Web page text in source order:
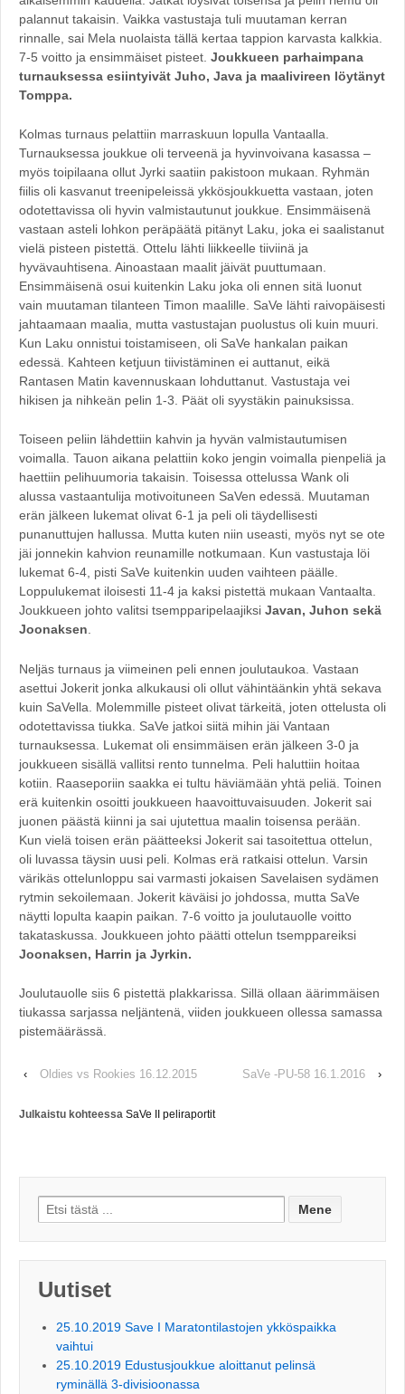
palannut takaisin. Vaikka vastustaja tuli muutaman kerran
rinnalle, sai Mela nuolaista tällä kertaa tappion karvasta kalkkia.
7-5 voitto ja ensimmäiset pisteet. Joukkueen parhaimpana
turnauksessa esiintyivät Juho, Java ja maalivireen löytänyt
Tomppa.
Kolmas turnaus pelattiin marraskuun lopulla Vantaalla.
Turnauksessa joukkue oli terveenä ja hyvinvoivana kasassa –
myös toipilaana ollut Jyrki saatiin pakistoon mukaan. Ryhmän
fiilis oli kasvanut treenipeleissä ykkösjoukkuetta vastaan, joten
odotettavissa oli hyvin valmistautunut joukkue. Ensimmäisenä
vastaan asteli lohkon peräpäätä pitänyt Laku, joka ei saalistanut
vielä pisteen pistettä. Ottelu lähti liikkeelle tiiviinä ja
hyvävauhtisena. Ainoastaan maalit jäivät puuttumaan.
Ensimmäisenä osui kuitenkin Laku joka oli ennen sitä luonut
vain muutaman tilanteen Timon maalille. SaVe lähti raivopäisesti
jahtaamaan maalia, mutta vastustajan puolustus oli kuin muuri.
Kun Laku onnistui toistamiseen, oli SaVe hankalan paikan
edessä. Kahteen ketjuun tiivistäminen ei auttanut, eikä
Rantasen Matin kavennuskaan lohduttanut. Vastustaja vei
hikisen ja nihkeän pelin 1-3. Päät oli syystäkin painuksissa.
Toiseen peliin lähdettiin kahvin ja hyvän valmistautumisen
voimalla. Tauon aikana pelattiin koko jengin voimalla pienpeliä ja
haettiin pelihuumoria takaisin. Toisessa ottelussa Wank oli
alussa vastaantulija motivoituneen SaVen edessä. Muutaman
erän jälkeen lukemat olivat 6-1 ja peli oli täydellisesti
punanuttujen hallussa. Mutta kuten niin useasti, myös nyt se ote
jäi jonnekin kahvion reunamille notkumaan. Kun vastustaja löi
lukemat 6-4, pisti SaVe kuitenkin uuden vaihteen päälle.
Loppulukemat iloisesti 11-4 ja kaksi pistettä mukaan Vantaalta.
Joukkueen johto valitsi tsempparipelaajiksi Javan, Juhon sekä
Joonaksen.
Neljäs turnaus ja viimeinen peli ennen joulutaukoa. Vastaan
asettui Jokerit jonka alkukausi oli ollut vähintäänkin yhtä sekava
kuin SaVella. Molemmille pisteet olivat tärkeitä, joten ottelusta oli
odotettavissa tiukka. SaVe jatkoi siitä mihin jäi Vantaan
turnauksessa. Lukemat oli ensimmäisen erän jälkeen 3-0 ja
joukkueen sisällä vallitsi rento tunnelma. Peli haluttiin hoitaa
kotiin. Raaseporiin saakka ei tultu häviämään yhtä peliä. Toinen
erä kuitenkin osoitti joukkueen haavoittuvaisuuden. Jokerit sai
juonen päästä kiinni ja sai ujutettua maalin toisensa perään.
Kun vielä toisen erän päätteeksi Jokerit sai tasoitettua ottelun,
oli luvassa täysin uusi peli. Kolmas erä ratkaisi ottelun. Varsin
värikäs ottelunloppu sai varmasti jokaisen Savelaisen sydämen
rytmin sekoilemaan. Jokerit käväisi jo johdossa, mutta SaVe
näytti lopulta kaapin paikan. 7-6 voitto ja joulutauolle voitto
takataskussa. Joukkueen johto päätti ottelun tsemppareiksi
Joonaksen, Harrin ja Jyrkin.
Joulutauolle siis 6 pistettä plakkarissa. Sillä ollaan äärimmäisen
tiukassa sarjassa neljäntenä, viiden joukkueen ollessa samassa
pistemäärässä.
‹ Oldies vs Rookies 16.12.2015 SaVe -PU-58 16.1.2016 ›
Julkaistu kohteessa SaVe II peliraportit
Search for:
Uutiset
25.10.2019 Save I Maratontilastojen ykköspaikka
vaihtui
25.10.2019 Edustusjoukkue aloittanut pelinsä
ryminällä 3-divisioonassa